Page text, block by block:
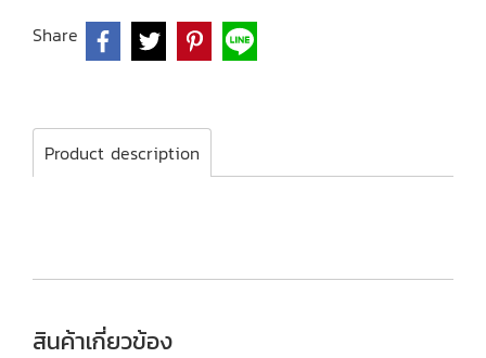
Share
Product description
สินค้าเกี่ยวข้อง